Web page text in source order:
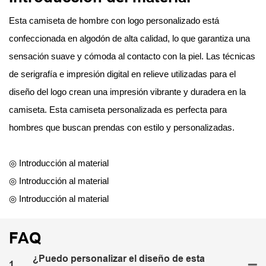
Esta camiseta de hombre con logo personalizado está
confeccionada en algodón de alta calidad, lo que garantiza una
sensación suave y cómoda al contacto con la piel. Las técnicas
de serigrafía e impresión digital en relieve utilizadas para el
diseño del logo crean una impresión vibrante y duradera en la
camiseta. Esta camiseta personalizada es perfecta para
hombres que buscan prendas con estilo y personalizadas.
◎ Introducción al material
◎ Introducción al material
◎ Introducción al material
FAQ
¿Puedo personalizar el diseño de esta